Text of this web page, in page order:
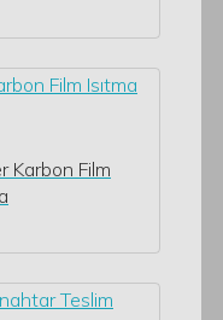
Karbon Film